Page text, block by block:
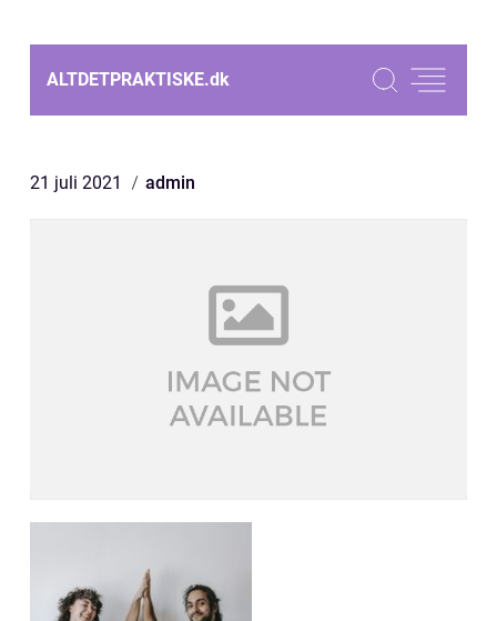
ALTDETPRAKTISKE.dk
21 juli 2021 admin